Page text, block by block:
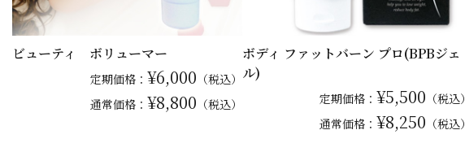
ビューティ ボリューマー
定期価格： ¥6,000 （税込）
通常価格： ¥8,800 （税込）
ボディ ファットバーン プロ(BPBジェ
ル)
定期価格： ¥5,500 （税込）
通常価格： ¥8,250 （税込）